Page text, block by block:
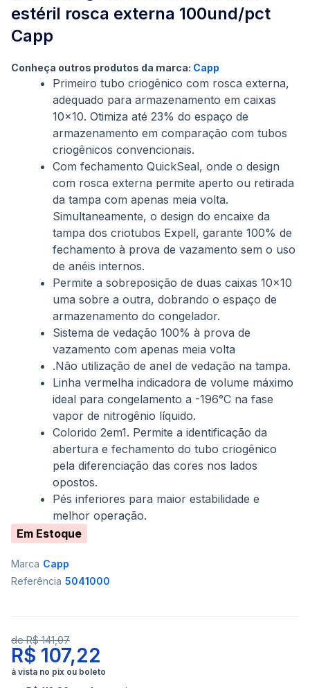
início
da
Galeria
imagens
estéril rosca externa 100und/pct
Capp
Conheça outros produtos da marca: Capp
Primeiro tubo criogênico com rosca externa,
adequado para armazenamento em caixas
10x10. Otimiza até 23% do espaço de
armazenamento em comparação com tubos
criogênicos convencionais.
Com fechamento QuickSeal, onde o design
com rosca externa permite aperto ou retirada
da tampa com apenas meia volta.
Simultaneamente, o design do encaixe da
tampa dos criotubos Expell, garante 100% de
fechamento à prova de vazamento sem o uso
de anéis internos.
Permite a sobreposição de duas caixas 10x10
uma sobre a outra, dobrando o espaço de
armazenamento do congelador.
Sistema de vedação 100% à prova de
vazamento com apenas meia volta
.Não utilização de anel de vedação na tampa.
Linha vermelha indicadora de volume máximo
ideal para congelamento a -196°C na fase
vapor de nitrogênio líquido.
Colorido 2em1. Permite a identificação da
abertura e fechamento do tubo criogênico
pela diferenciação das cores nos lados
opostos.
Pés inferiores para maior estabilidade e
melhor operação.
Em Estoque
Marca Capp
Referência 5041000
R$ 107,22
de R$ 141,07